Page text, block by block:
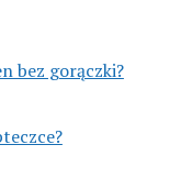
bez gorączki?